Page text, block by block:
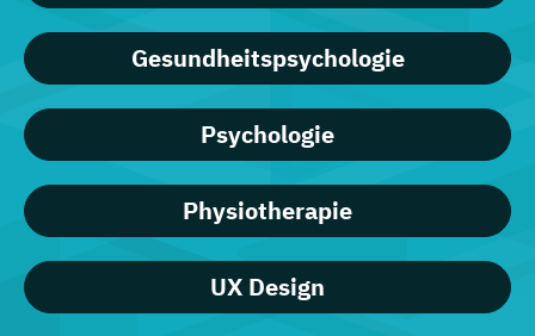
Gesundheitspsychologie
Psychologie
Physiotherapie
UX Design